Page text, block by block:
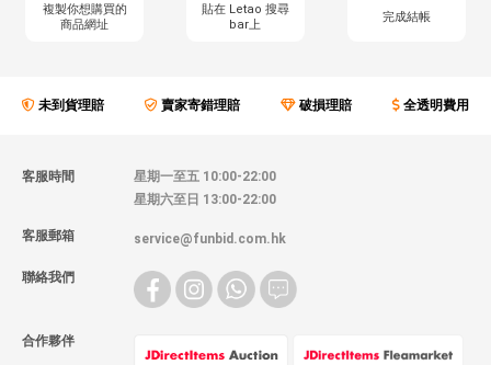
複製你想購買的
商品網址
貼在 Letao 搜尋
bar上
完成結帳
未到貨理賠 賣家寄錯理賠 破損理賠 全透明費用
客服時間
星期一至五 10:00-22:00
星期六至日 13:00-22:00
客服郵箱 service@funbid.com.hk
聯絡我們
合作夥伴